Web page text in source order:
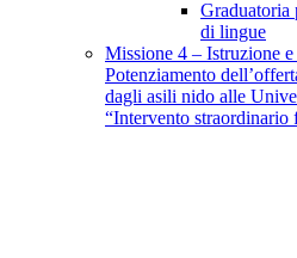
Graduatoria
di lingue
Missione 4 – Istruzione
Potenziamento
dagli asili nido alle
“Intervento straordinario